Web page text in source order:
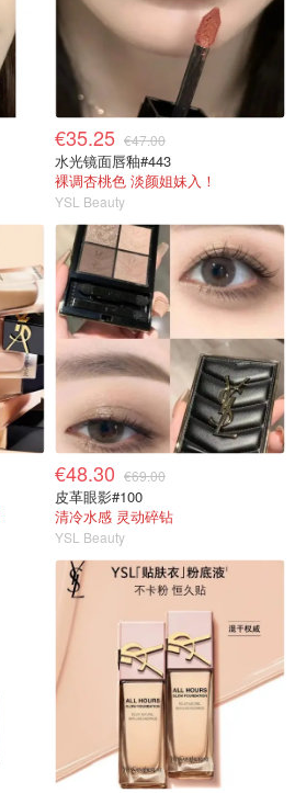
€35.25 €47.00
水光镜面唇釉#443
裸调杏桃色 淡颜姐妹入！
YSL Beauty
€48.30 €69.00
皮革眼影#100
清冷水感 灵动碎钻
YSL Beauty